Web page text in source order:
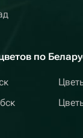
по